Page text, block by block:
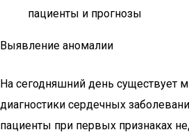
пациенты и прогнозы
Выявление аномалии
На сегодняшний день существует
диагностики сердечных
пациенты при первых признаках